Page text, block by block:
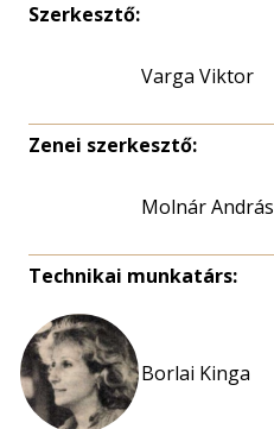
Szerkesztő:
Varga Viktor
Zenei szerkesztő:
Molnár András
Technikai munkatárs:
Borlai Kinga